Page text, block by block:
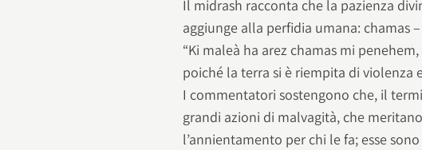
Il midrash racconta che la pazienza
aggiunge alla perfidia umana: chamas
“Ki maleà ha arez chamas mi
poiché la terra si è riempita di violenza
I commentatori sostengono che, il
grandi azioni di malvagità, che
l’annientamento per chi le fa; esse